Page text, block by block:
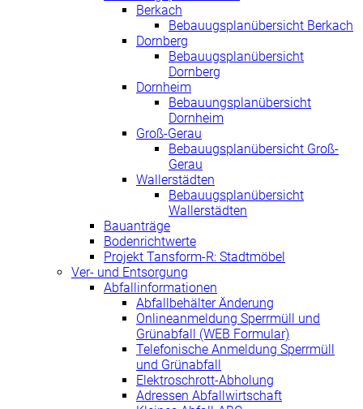
Berkach
Bebauugsplanübersicht Berkach
Dornberg
Bebauugsplanübersicht
Dornberg
Dornheim
Bebauungsplanübersicht
Dornheim
Groß-Gerau
Bebauugsplanübersicht Groß-
Gerau
Wallerstädten
Bebauugsplanübersicht
Wallerstädten
Bauanträge
Bodenrichtwerte
Projekt Tansform-R: Stadtmöbel
Ver- und Entsorgung
Abfallinformationen
Abfallbehälter Änderung
Onlineanmeldung Sperrmüll und
Grünabfall (WEB Formular)
Telefonische Anmeldung Sperrmüll
und Grünabfall
Elektroschrott-Abholung
Adressen Abfallwirtschaft